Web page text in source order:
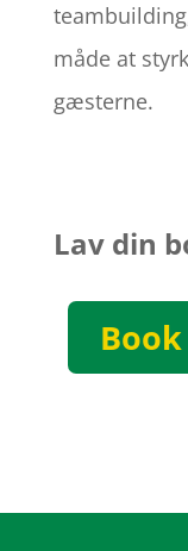
måde at
gæsterne.
Lav din